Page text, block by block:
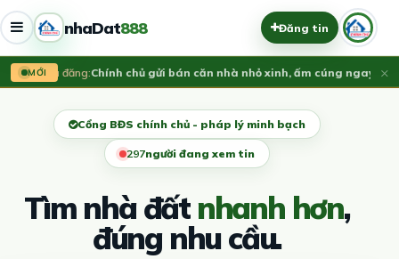
nhaDat888 Đăng tin
MỚI
Vừa đăng:​Chính chủ gửi bán căn nhà nhỏ xinh, ấm cúng ngay lõi
×
Cổng BĐS chính chủ - pháp lý minh bạch
297người đang xem tin
Tìm nhà đấtnhanh hơn,
đúng nhu cầu.